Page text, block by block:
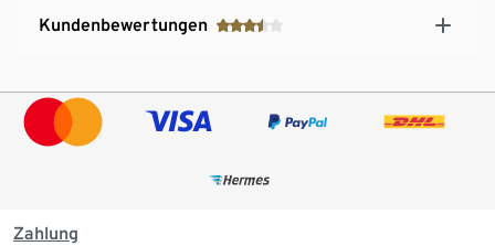
Kundenbewertungen
Zahlung